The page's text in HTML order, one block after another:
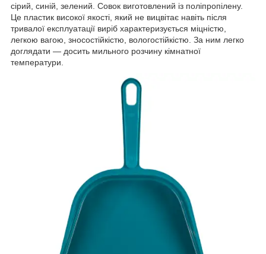
сірий, синій, зелений. Совок виготовлений із поліпропілену.
Це пластик високої якості, який не вицвітає навіть після
тривалої експлуатації виріб характеризується міцністю,
легкою вагою, зносостійкістю, вологостійкістю. За ним легко
доглядати — досить мильного розчину кімнатної
температури.